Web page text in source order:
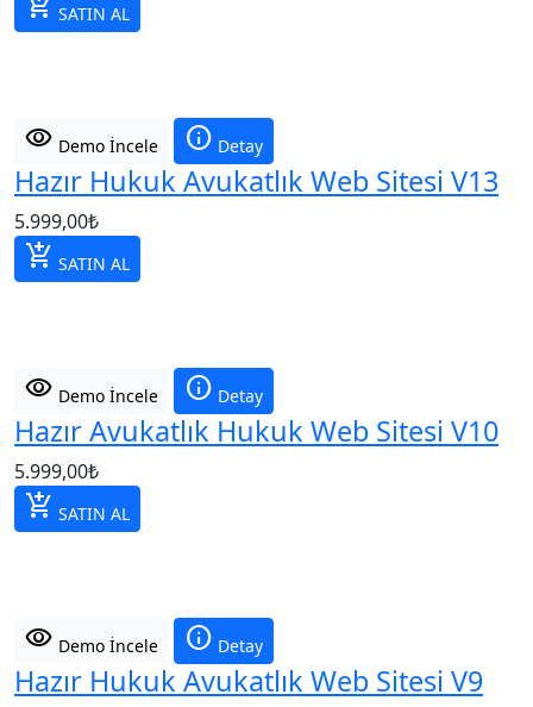
SATIN AL
visibility Demo İncele info Detay
Hazır Hukuk Avukatlık Web Sitesi V13
5.999,00₺
add_shopping_cart SATIN AL
visibility Demo İncele info Detay
Hazır Avukatlık Hukuk Web Sitesi V10
5.999,00₺
add_shopping_cart SATIN AL
visibility Demo İncele info Detay
Hazır Hukuk Avukatlık Web Sitesi V9